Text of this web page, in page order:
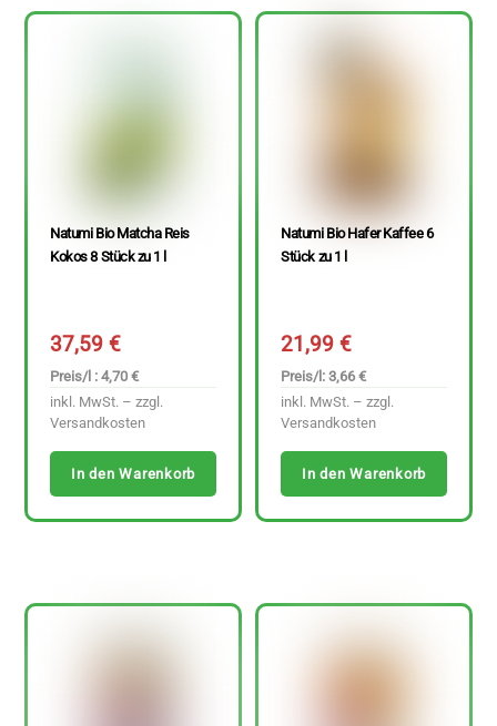
Natumi Bio Matcha Reis
Kokos 8 Stück zu 1 l
37,59€
Preis/l : 4,70 €
inkl. MwSt. – zzgl.
Versandkosten
In den Warenkorb
Natumi Bio Hafer Kaffee 6
Stück zu 1 l
21,99€
Preis/l: 3,66 €
inkl. MwSt. – zzgl.
Versandkosten
In den Warenkorb